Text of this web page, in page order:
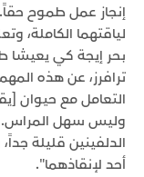
إنجاز عمل طموح
لياقتهما الكاملة،
بحر إيجة كي
ترافرز، عن هذه
التعامل مع حيوان
وليس سهل المراس.
الدلفينين قليلة
أحد لإنقاذهما".